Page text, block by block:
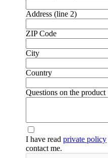
Address (line 2)
ZIP Code
City
Country
Questions on the product
I have readprivate policy
contact me.